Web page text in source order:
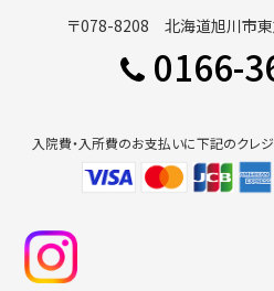
〒078-8208 北海道旭川市
0166-
入院費・入所費のお支払いに下記のクレジ